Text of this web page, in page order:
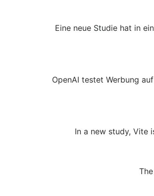
Eine neue Studie hat in
OpenAI testet Werbung
In a new study, Vite